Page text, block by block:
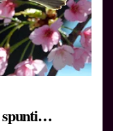
spunti…